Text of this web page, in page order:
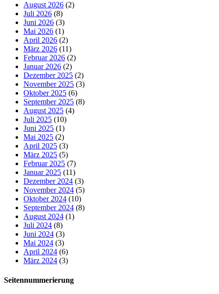
August 2026 (2)
Juli 2026 (8)
Juni 2026 (3)
Mai 2026 (1)
April 2026 (2)
März 2026 (11)
Februar 2026 (2)
Januar 2026 (2)
Dezember 2025 (2)
November 2025 (3)
Oktober 2025 (6)
September 2025 (8)
August 2025 (4)
Juli 2025 (10)
Juni 2025 (1)
Mai 2025 (2)
April 2025 (3)
März 2025 (5)
Februar 2025 (7)
Januar 2025 (11)
Dezember 2024 (3)
November 2024 (5)
Oktober 2024 (10)
September 2024 (8)
August 2024 (1)
Juli 2024 (8)
Juni 2024 (3)
Mai 2024 (3)
April 2024 (6)
März 2024 (3)
Seitennummerierung